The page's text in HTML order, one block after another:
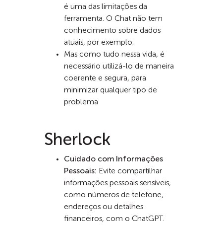
é uma das limitações da
ferramenta. O Chat não tem
conhecimento sobre dados
atuais, por exemplo.
Mas como tudo nessa vida, é
necessário utilizá-lo de maneira
coerente e segura, para
minimizar qualquer tipo de
problema
Sherlock
Cuidado com Informações
Pessoais: Evite compartilhar
informações pessoais sensíveis,
como números de telefone,
endereços ou detalhes
financeiros, com o ChatGPT.